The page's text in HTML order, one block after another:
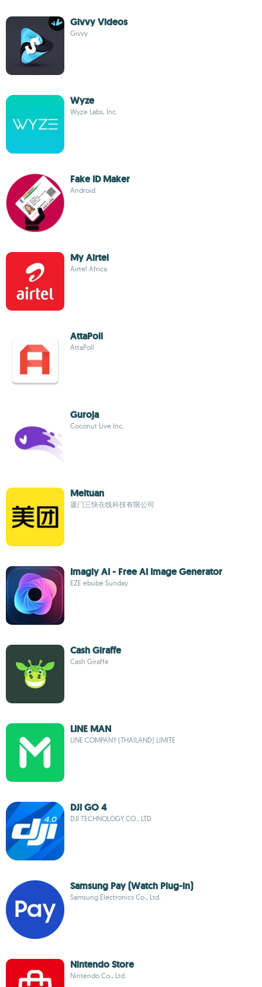
Givvy Videos
Givvy
Wyze
Wyze Labs, Inc.
Fake ID Maker
Android
My Airtel
Airtel Africa
AttaPoll
AttaPoll
Guroja
Coconut Live Inc.
Meituan
厦门三快在线科技有限公司
Imagly AI - Free AI Image Generator
EZE ebube Sunday
Cash Giraffe
Cash Giraffe
LINE MAN
LINE COMPANY (THAILAND) LIMITE
DJI GO 4
DJI TECHNOLOGY CO., LTD
Samsung Pay (Watch Plug-in)
Samsung Electronics Co., Ltd.
Nintendo Store
Nintendo Co., Ltd.